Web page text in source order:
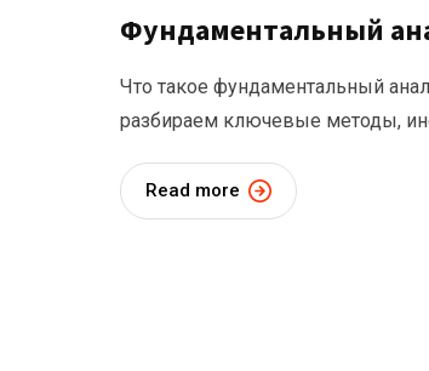
Фундаментальный
Что такое фундаментальный
разбираем ключевые методы,
Read more